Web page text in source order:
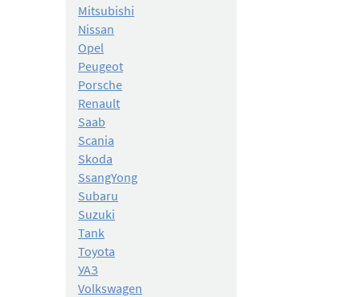
Mitsubishi
Nissan
Opel
Peugeot
Porsche
Renault
Saab
Scania
Skoda
SsangYong
Subaru
Suzuki
Tank
Toyota
УАЗ
Volkswagen